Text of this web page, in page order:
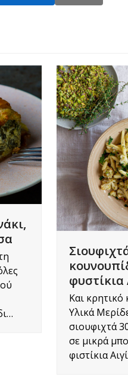
φυστίκια
Και κρητικό
Υλικά
σιουφιχτά
σε μικρά
φιστίκια